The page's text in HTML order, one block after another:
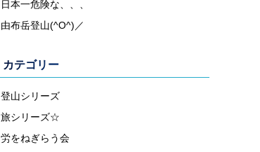
日本一危険な、、、
由布岳登山(^O^)／
カテゴリー
登山シリーズ
旅シリーズ☆
労をねぎらう会